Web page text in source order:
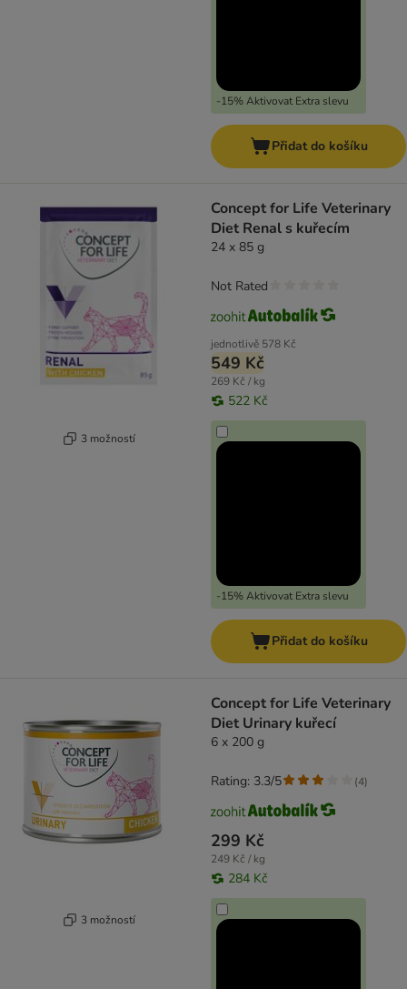
-15% Aktivovat Extra slevu
Přidat do košíku
3 možností
Concept for Life Veterinary
Diet Renal s kuřecím
24 x 85 g
jednotlivě 578 Kč
549 Kč
269 Kč / kg
522 Kč
-15% Aktivovat Extra slevu
Not Rated
Přidat do košíku
3 možností
Concept for Life Veterinary
Diet Urinary kuřecí
6 x 200 g
299 Kč
249 Kč / kg
284 Kč
Rating: 3.3/5 (4)